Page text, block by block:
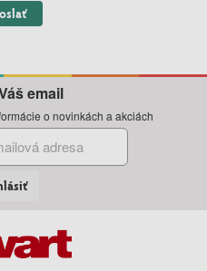
email
o novinkách a akciách